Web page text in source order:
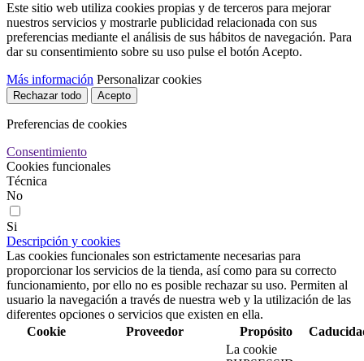
Este sitio web utiliza cookies propias y de terceros para mejorar
nuestros servicios y mostrarle publicidad relacionada con sus
preferencias mediante el análisis de sus hábitos de navegación. Para
dar su consentimiento sobre su uso pulse el botón Acepto.
Más información Personalizar cookies
Rechazar todo Acepto
Preferencias de cookies
Consentimiento
Cookies funcionales
Técnica
No
Si
Descripción y cookies
Las cookies funcionales son estrictamente necesarias para
proporcionar los servicios de la tienda, así como para su correcto
funcionamiento, por ello no es posible rechazar su uso. Permiten al
usuario la navegación a través de nuestra web y la utilización de las
diferentes opciones o servicios que existen en ella.
Cookie
Proveedor Propósito
La cookie